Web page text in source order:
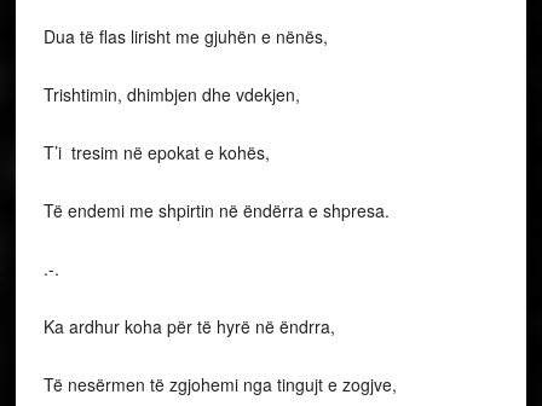
Dua të flas lirisht me gjuhën e nënës,
Trishtimin, dhimbjen dhe vdekjen,
T’i tresim në epokat e kohës,
Të endemi me shpirtin në ëndërra e shpresa.
.-.
Ka ardhur koha për të hyrë në ëndrra,
Të nesërmen të zgjohemi nga tingujt e zogjve,